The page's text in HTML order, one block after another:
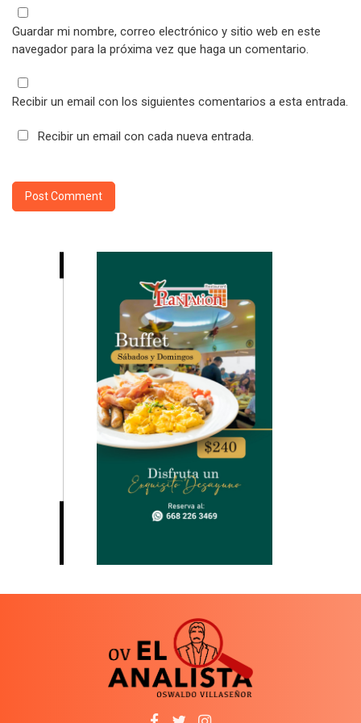
Guardar mi nombre, correo electrónico y sitio web en este
navegador para la próxima vez que haga un comentario.
Recibir un email con los siguientes comentarios a esta entrada.
Recibir un email con cada nueva entrada.